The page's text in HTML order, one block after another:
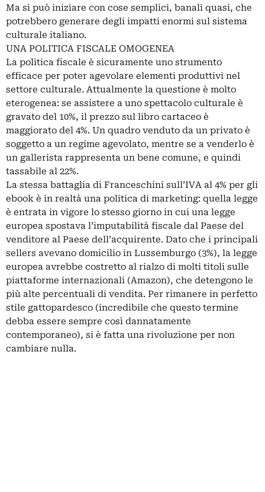
Ma si può iniziare con cose semplici, banali quasi, che
potrebbero generare degli impatti enormi sul sistema
culturale italiano.
UNA POLITICA FISCALE OMOGENEA
La politica fiscale è sicuramente uno strumento
efficace per poter agevolare elementi produttivi nel
settore culturale. Attualmente la questione è molto
eterogenea: se assistere a uno spettacolo culturale è
gravato del 10%, il prezzo sul libro cartaceo è
maggiorato del 4%. Un quadro venduto da un privato è
soggetto a un regime agevolato, mentre se a venderlo è
un gallerista rappresenta un bene comune, e quindi
tassabile al 22%.
La stessa battaglia di Franceschini sull’IVA al 4% per gli
ebook è in realtà una politica di marketing: quella legge
è entrata in vigore lo stesso giorno in cui una legge
europea spostava l’imputabilità fiscale dal Paese del
venditore al Paese dell’acquirente. Dato che i principali
sellers avevano domicilio in Lussemburgo (3%), la legge
europea avrebbe costretto al rialzo di molti titoli sulle
piattaforme internazionali (Amazon), che detengono le
più alte percentuali di vendita. Per rimanere in perfetto
stile gattopardesco (incredibile che questo termine
debba essere sempre così dannatamente
contemporaneo), si è fatta una rivoluzione per non
cambiare nulla.